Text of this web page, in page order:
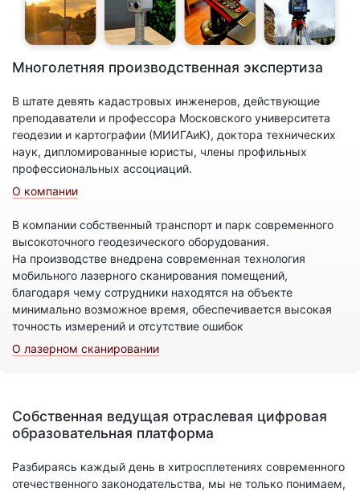
Многолетняя производственная экспертиза
В штате девять кадастровых инженеров, действующие
преподаватели и профессора Московского университета
геодезии и картографии (МИИГАиК), доктора технических
наук, дипломированные юристы, члены профильных
профессиональных ассоциаций.
О компании
В компании собственный транспорт и парк современного
высокоточного геодезического оборудования.
На производстве внедрена современная технология
мобильного лазерного сканирования помещений,
благодаря чему сотрудники находятся на объекте
минимально возможное время, обеспечивается высокая
точность измерений и отсутствие ошибок
О лазерном сканировании
Собственная ведущая отраслевая цифровая
образовательная платформа
Разбираясь каждый день в хитросплетениях современного
отечественного законодательства, мы не только понимаем,